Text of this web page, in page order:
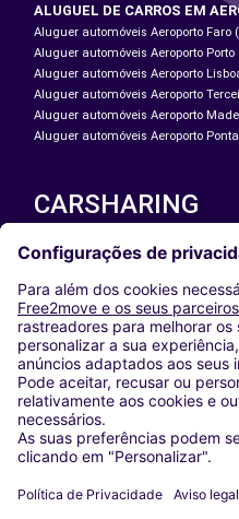
ALUGUEL DE CARROS EM
Aluguer automóveis Aeroporto Faro
Aluguer automóveis Aeroporto Porto
Aluguer automóveis Aeroporto
Aluguer automóveis Aeroporto
Aluguer automóveis Aeroporto
Aluguer automóveis Aeroporto
CARSHARING
NOSSAS CIDADES
Washington DC
Milan
Rome
Turin
Vienna
Berlin
Cologne
Dusseldorf
Frankfurt
Munich